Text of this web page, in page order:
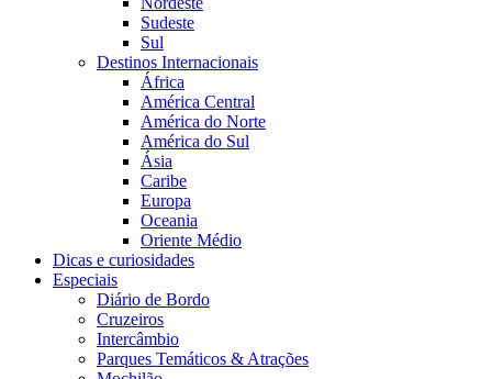
Sudeste
Sul
Destinos Internacionais
África
América Central
América do Norte
América do Sul
Ásia
Caribe
Europa
Oceania
Oriente Médio
Dicas e curiosidades
Especiais
Diário de Bordo
Cruzeiros
Intercâmbio
Parques Temáticos & Atrações